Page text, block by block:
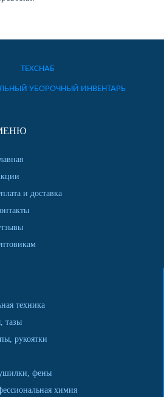
УБОРОЧНЫЙ ИНВЕНТАРЬ
и доставка
техника
тазы
рукоятки
фены
химия